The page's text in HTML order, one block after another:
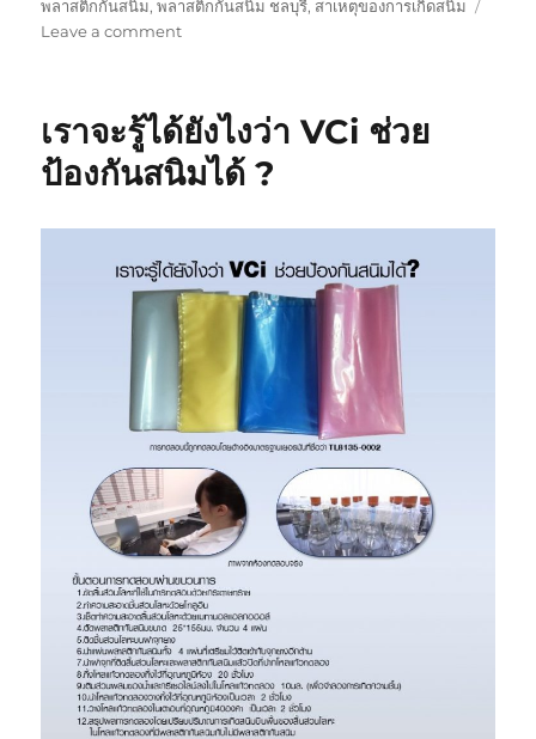
พลาสติกกันสนิม,พลาสติกกันสนิม ชลบุรี, สาเหตุของการเกิดสนิม
Leave a commenton
สนิม
มี
ทรง
บ้าง
เราจะรู้ได้ยังไงว่า VCi ช่วย
ป้องกันสนิมได้ ?